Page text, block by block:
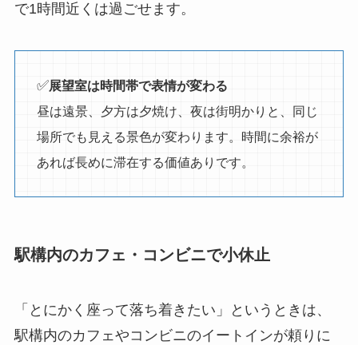
で1時間近くは過ごせます。
✅展望室は時間帯で表情が変わる
昼は遠景、夕方は夕焼け、夜は街明かりと、同じ
場所でも見える景色が変わります。時間に余裕が
あれば長めに滞在する価値ありです。
駅構内のカフェ・コンビニで小休止
「とにかく座って落ち着きたい」というときは、
駅構内のカフェやコンビニのイートインが頼りに